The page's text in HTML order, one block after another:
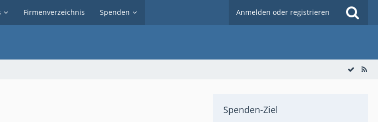
Firmenverzeichnis Spenden Anmelden oder registrieren
Spenden-Ziel